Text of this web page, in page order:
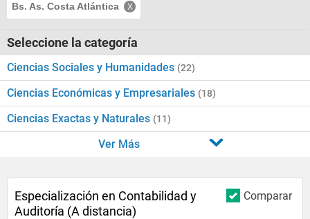
Bs. As. Costa Atlántica
Seleccione la categoría
Ciencias Sociales y Humanidades (22)
Ciencias Económicas y Empresariales (18)
Ciencias Exactas y Naturales (11)
Ver Más
Comparar
Especialización en Contabilidad y
Auditoría (A distancia)